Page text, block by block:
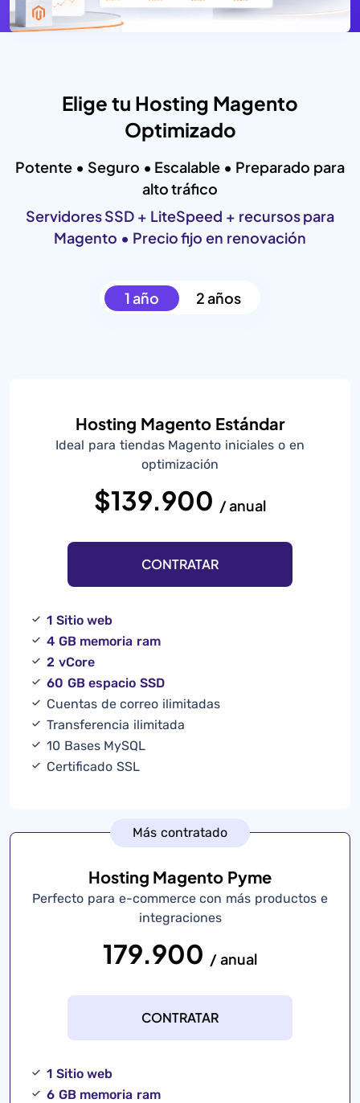
Elige tu Hosting Magento
Optimizado
Potente • Seguro • Escalable • Preparado para
alto tráfico
Servidores SSD + LiteSpeed + recursos para
Magento • Precio fijo en renovación
1 año 2 años
Hosting Magento Estándar
Ideal para tiendas Magento iniciales o en
optimización
$139.900 / anual
CONTRATAR
1 Sitio web
4 GB memoria ram
2 vCore
60 GB espacio SSD
Cuentas de correo ilimitadas
Transferencia ilimitada
10 Bases MySQL
Certificado SSL
Más contratado
Hosting Magento Pyme
Perfecto para e-commerce con más productos e
integraciones
179.900 / anual
CONTRATAR
1 Sitio web
6 GB memoria ram